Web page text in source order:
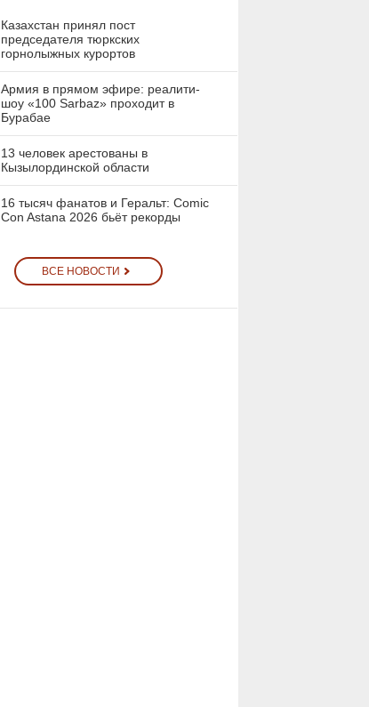
Казахстан принял пост
председателя тюркских
горнолыжных курортов
Армия в прямом эфире: реалити-
шоу «100 Sarbaz» проходит в
Бурабае
13 человек арестованы в
Кызылординской области
16 тысяч фанатов и Геральт: Comic
Con Astana 2026 бьёт рекорды
ВСЕ НОВОСТИ